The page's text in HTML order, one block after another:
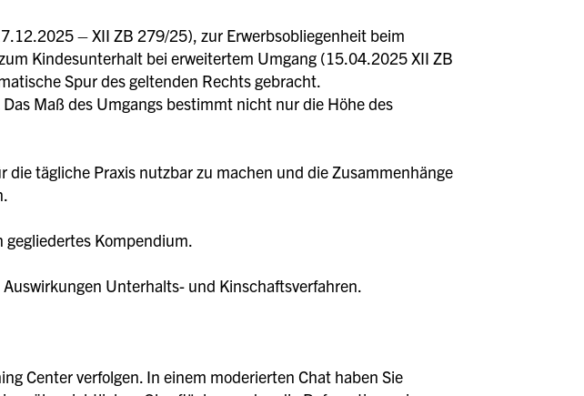
– XII ZB 279/25), zur Erwerbsobliegenheit beim
Kindesunterhalt bei erweitertem Umgang (15.04.2025 XII ZB
Spur des geltenden Rechts gebracht.
Maß des Umgangs bestimmt nicht nur die Höhe des
tägliche Praxis nutzbar zu machen und die Zusammenhänge
Kompendium.
Unterhalts- und Kinschaftsverfahren.
Center verfolgen. In einem moderierten Chat haben Sie